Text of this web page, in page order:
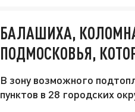
БАЛАШИХА,
ПОДМОСКОВЬЯ,
В зону возможного
пунктов в 28 городских